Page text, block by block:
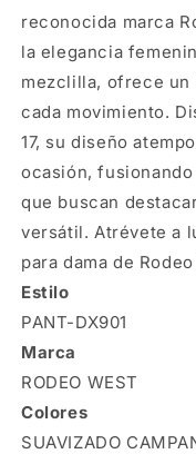
reconocida marca
la elegancia
mezclilla, ofrece un
cada movimiento.
17, su diseño
ocasión,
que buscan
versátil. Atrévete a
para dama de
Estilo
PANT-DX901
Marca
RODEO WEST
Colores
SUAVIZADO